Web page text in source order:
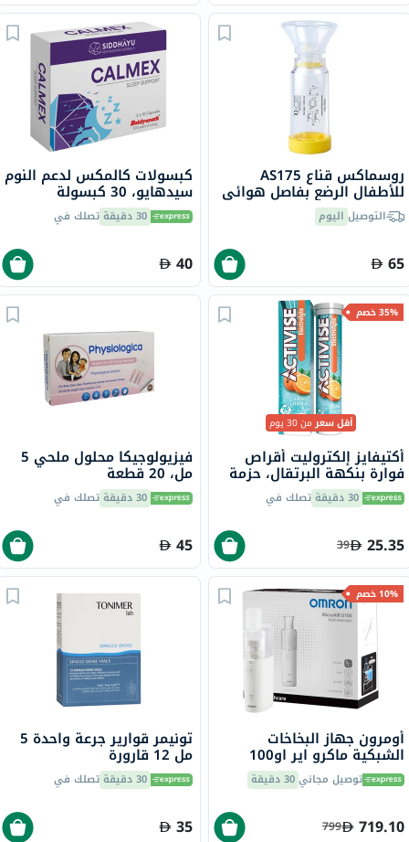
روسماكس قناع AS175
للأطفال الرضع بفاصل هوائي
مع حجرة تثبيت بصمام
التوصيل اليوم
65
كبسولات كالمكس لدعم النوم
سيدهايو، 30 كبسولة
30 دقيقة تصلك في
40
35% خصم
أقل سعرمن 30 يوم
أكتيفايز إلكتروليت أقراص
فوارة بنكهة البرتقال، حزمة
من 20 30 دقيقة تصلك في
25.35
39
فيزيولوجيكا محلول ملحي 5
مل، 20 قطعة
30 دقيقة تصلك في
45
10% خصم
أومرون جهاز البخاخات
الشبكية ماكرو اير او100
توصيل مجاني30 دقيقة
719.10
799
تونيمر قوارير جرعة واحدة 5
مل 12 قارورة
30 دقيقة تصلك في
35